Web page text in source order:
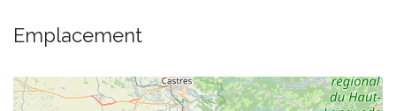
Emplacement